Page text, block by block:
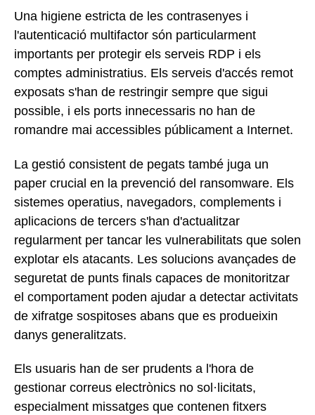
Una higiene estricta de les contrasenyes i
l'autenticació multifactor són particularment
importants per protegir els serveis RDP i els
comptes administratius. Els serveis d'accés remot
exposats s'han de restringir sempre que sigui
possible, i els ports innecessaris no han de
romandre mai accessibles públicament a Internet.
La gestió consistent de pegats també juga un
paper crucial en la prevenció del ransomware. Els
sistemes operatius, navegadors, complements i
aplicacions de tercers s'han d'actualitzar
regularment per tancar les vulnerabilitats que solen
explotar els atacants. Les solucions avançades de
seguretat de punts finals capaces de monitoritzar
el comportament poden ajudar a detectar activitats
de xifratge sospitoses abans que es produeixin
danys generalitzats.
Els usuaris han de ser prudents a l'hora de
gestionar correus electrònics no sol·licitats,
especialment missatges que contenen fitxers